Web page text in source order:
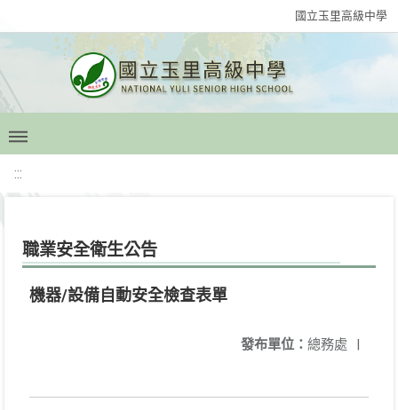
國立玉里高級中學
:::
職業安全衛生公告
機器/設備自動安全檢查表單
發布單位： 總務處 |